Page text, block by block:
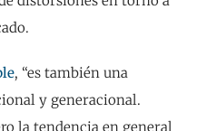
, “es también una
y generacional.
la tendencia en general